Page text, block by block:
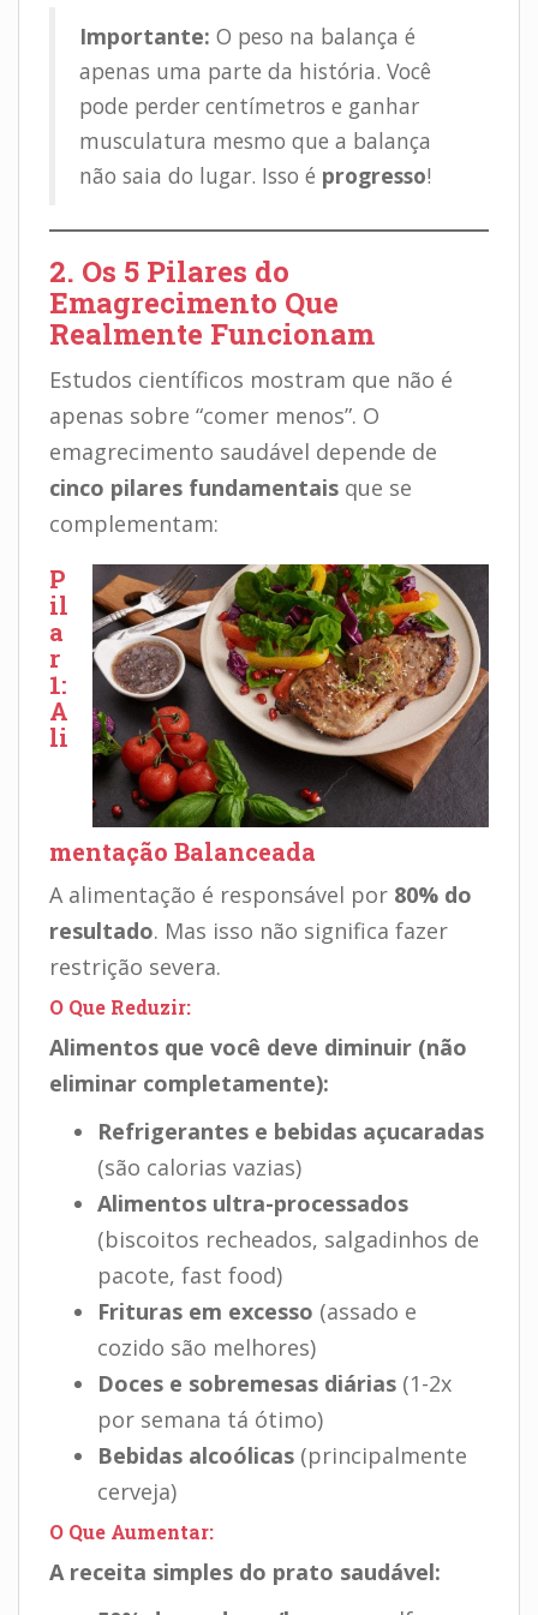
Importante: O peso na balança é
apenas uma parte da história. Você
pode perder centímetros e ganhar
musculatura mesmo que a balança
não saia do lugar. Isso é progresso!
2. Os 5 Pilares do
Emagrecimento Que
Realmente Funcionam
Estudos científicos mostram que não é
apenas sobre “comer menos”. O
emagrecimento saudável depende de
cinco pilares fundamentais que se
complementam:
P
il
a
r
1:
A
li
mentação Balanceada
A alimentação é responsável por 80% do
resultado. Mas isso não significa fazer
restrição severa.
O Que Reduzir:
Alimentos que você deve diminuir (não
eliminar completamente):
Refrigerantes e bebidas açucaradas
(são calorias vazias)
Alimentos ultra-processados
(biscoitos recheados, salgadinhos de
pacote, fast food)
Frituras em excesso (assado e
cozido são melhores)
Doces e sobremesas diárias (1-2x
por semana tá ótimo)
Bebidas alcoólicas (principalmente
cerveja)
O Que Aumentar:
A receita simples do prato saudável: